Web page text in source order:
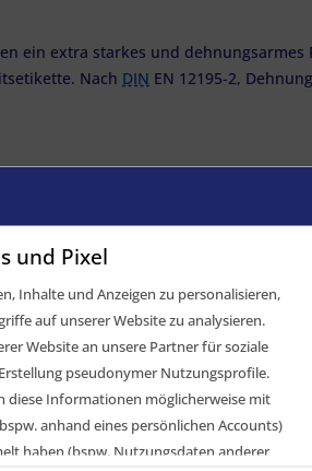
ein extra starkes und dehnungsarmes
Nach DIN EN 12195-2,
und Pixel
Inhalte und Anzeigen zu personalisieren,
auf unserer Website zu analysieren.
Website an unsere Partner für soziale
pseudonymer Nutzungsprofile.
diese Informationen möglicherweise mit
anhand eines persönlichen Accounts)
haben (bspw. Nutzungsdaten anderer